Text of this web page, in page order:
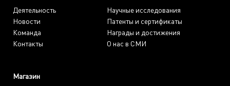
Деятельность
Новости
Команда
Контакты
Научные исследования
Патенты и сертификаты
Награды и достижения
О нас в СМИ
Магазин